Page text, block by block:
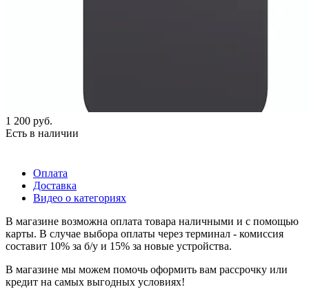
1 200 руб.
Есть в наличии
Оплата
Доставка
Видео о категориях
В магазине возможна оплата товара наличными и с помощью
карты. В случае выбора оплаты через терминал - комиссия
составит 10% за б/у и 15% за новые устройства.
В магазине мы можем помочь оформить вам рассрочку или
кредит на самых выгодных условиях!